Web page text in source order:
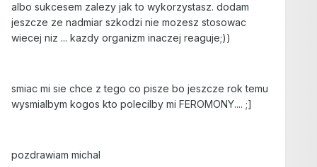
albo sukcesem zalezy jak to wykorzystasz. dodam
jeszcze ze nadmiar szkodzi nie mozesz stosowac
wiecej niz ... kazdy organizm inaczej reaguje;))
smiac mi sie chce z tego co pisze bo jeszcze rok temu
wysmialbym kogos kto polecilby mi FEROMONY.... ;]
pozdrawiam michal